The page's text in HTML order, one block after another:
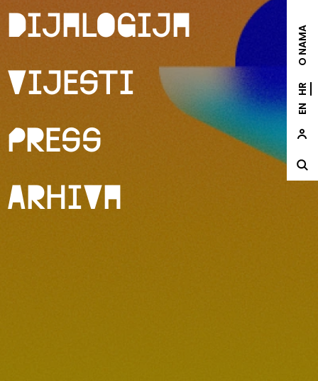
Dijalogija
Vijesti
Press
Arhiva
O NAMA
HR
EN